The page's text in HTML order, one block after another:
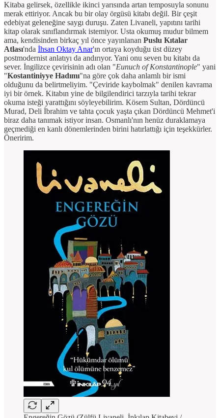
Kitaba gelirsek, özellikle ikinci yarısında artan temposuyla sonunu
merak ettiriyor. Ancak bu bir olay örgüsü kitabı değil. Bir çeşit
edebiyat geleneğine saygı duruşu. Zaten Livaneli, yapıtını tarihi
kitap olarak sınıflandırmak istemiyor. Usta okumuş mudur bilmem
ama, kendisinden birkaç yıl önce yayınlanan Puslu Kıtalar
Atlası'nda İhsan Oktay Anar'ın ortaya koyduğu üst düzey
postmodernist anlatıyı da andırıyor. Yani onu seven bu kitabı da
sever. İngilizce çevirisinin adı olan "Eunuch of Konstantinople" yani
"Kostantiniyye Hadımı"na göre çok daha anlamlı bir ismi
olduğunu da belirtmeliyim. "Çeviride kaybolmak" denilen kavrama
iyi bir örnek. Kitabın yine de bilgilendirici tarzıyla tarihi tekrar
okuma isteği yarattığını söyleyebilirim. Kösem Sultan, Dördüncü
Murad, Deli İbrahim ve tahta çocuk yaşta çıkan Dördüncü Mehmet'i
biraz daha tanımak istiyor insan. Osmanlı'nın henüz duraklamaya
geçmediği en kanlı dönemlerinden birini hatırlattığı için teşekkürler.
Öneririm.